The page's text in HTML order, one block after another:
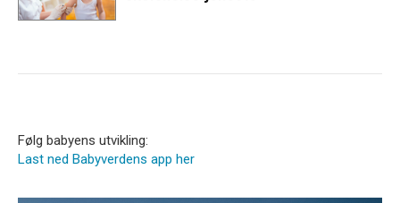
Følg babyens utvikling:
Last ned Babyverdens app her